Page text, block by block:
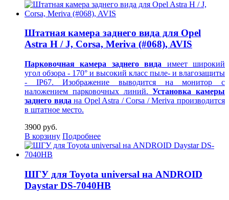
Штатная камера заднего вида для Opel
Astra H / J, Corsa, Meriva (#068), AVIS
Парковочная камера заднего вида имеет широкий
угол обзора - 170° и высокий класс пыле- и влагозащиты
- IP67. Изображение выводится на монитор с
наложением парковочных линий.Установка камеры
заднего вида на Opel Astra / Corsa / Meriva производится
в штатное место.
3900 руб.
В корзину Подробнее
ШГУ для Toyota universal на ANDROID
Daystar DS-7040HB